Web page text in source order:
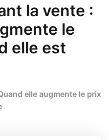
la vente :
le
elle est
elle augmente le prix